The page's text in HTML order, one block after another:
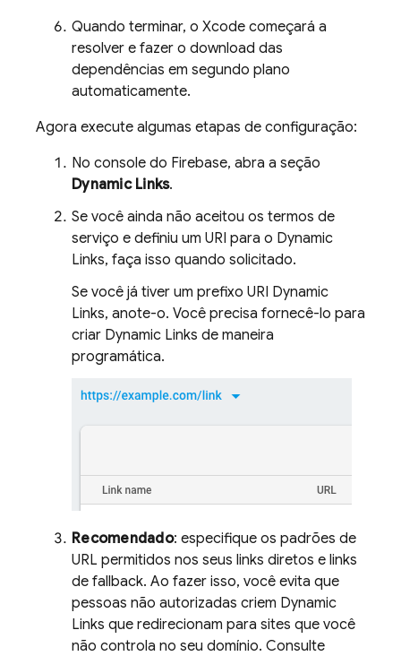
Quando terminar, o Xcode começará a
resolver e fazer o download das
dependências em segundo plano
automaticamente.
Agora execute algumas etapas de configuração:
No console do Firebase, abra a seção
Dynamic Links.
Se você ainda não aceitou os termos de
serviço e definiu um URI para o Dynamic
Links, faça isso quando solicitado.
Se você já tiver um prefixo URI Dynamic
Links, anote-o. Você precisa fornecê-lo para
criar Dynamic Links de maneira
programática.
Recomendado: especifique os padrões de
URL permitidos nos seus links diretos e links
de fallback. Ao fazer isso, você evita que
pessoas não autorizadas criem Dynamic
Links que redirecionam para sites que você
não controla no seu domínio. Consulte